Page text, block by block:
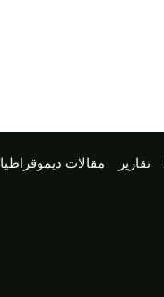
تقارير مقالات ديموقراطيا